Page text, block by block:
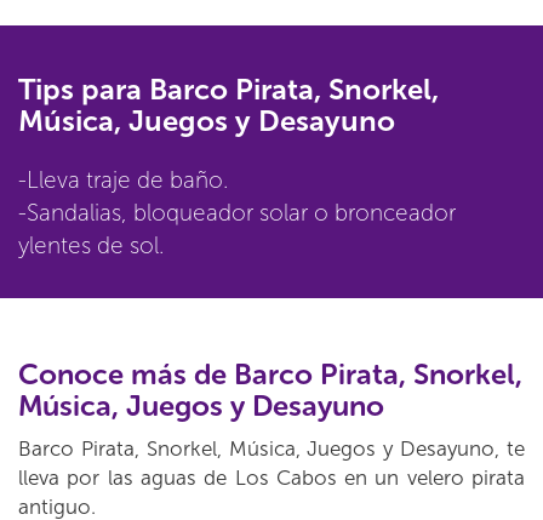
Tips para Barco Pirata, Snorkel,
Música, Juegos y Desayuno
-Lleva traje de baño.
-Sandalias, bloqueador solar o bronceador
ylentes de sol.
Conoce más de Barco Pirata, Snorkel,
Música, Juegos y Desayuno
Barco Pirata, Snorkel, Música, Juegos y Desayuno, te
lleva por las aguas de Los Cabos en un velero pirata
antiguo.